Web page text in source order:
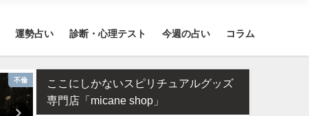
運勢占い 診断・心理テスト 今週の占い コラム
不倫 干支占い
ここにしかないスピリチュアルグッズ
専門店「micane shop」